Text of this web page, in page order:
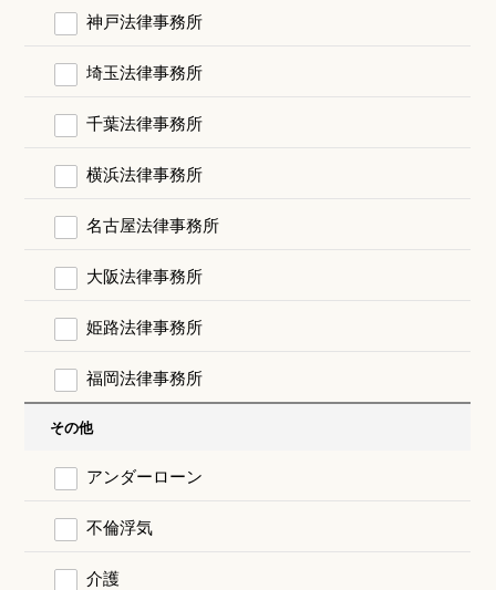
神戸法律事務所
埼玉法律事務所
千葉法律事務所
横浜法律事務所
名古屋法律事務所
大阪法律事務所
姫路法律事務所
福岡法律事務所
その他
アンダーローン
不倫浮気
介護